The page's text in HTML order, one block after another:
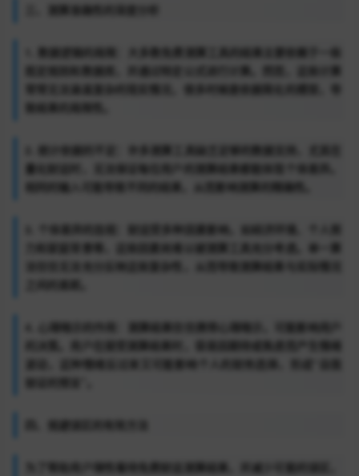
三、测算准确性的深度分析
1. 数据逻辑的局限：大多数免费测算工具的结果主要依赖于一些
既定规则和数据库，并通过特定公式进行计算。然而，这些计算
常常无法涵盖复杂的现实情况，很多时候是依据简化的模型，导
致结果的局限性。
2. 统计依据的不足：许多测算工具缺乏足够的数据支持，尤其在
量化财运时，无法保证每位用户的测算结果都能体现个体差异。
相同的输入可能导致不同的结果，从而影响测算的精确性。
3. 个体差异的忽视：财运受多种因素影响，如经济环境、个人努
力和家庭背景等，这些因素尚难以被测算工具充分考虑。单一算
法往往无法充分反映这些复杂性，从而导致测算结果与实际情况
之间的差距。
4. 心理暗示的作用：测算结果往往携带心理暗示，可能影响用户
的决策。用户在接受测算结果时，容易因期待或焦虑而产生情绪
波动，这种情绪反过来又可能影响个人的财务选择，形成“自我
验证的预言”。
四、规避误区的有效方法
为了帮助用户理性看待免费财运测算结果，并减少可能的误区，